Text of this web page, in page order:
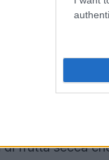
della buccia.
Fate
il curry
curcuma e la
sprigionino il
di frutta secca